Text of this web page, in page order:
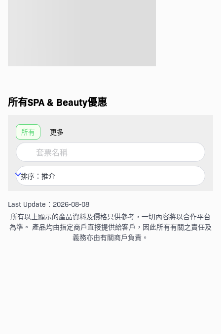
所有SPA & Beauty優惠
所有 更多
Last Update：2026-08-08
所有以上顯示的產品資料及價格只供參考，一切內容將以合作平台
為準。 產品均由指定商戶直接提供給客戶，因此所有有關之責任及
義務亦由有關商戶負責。